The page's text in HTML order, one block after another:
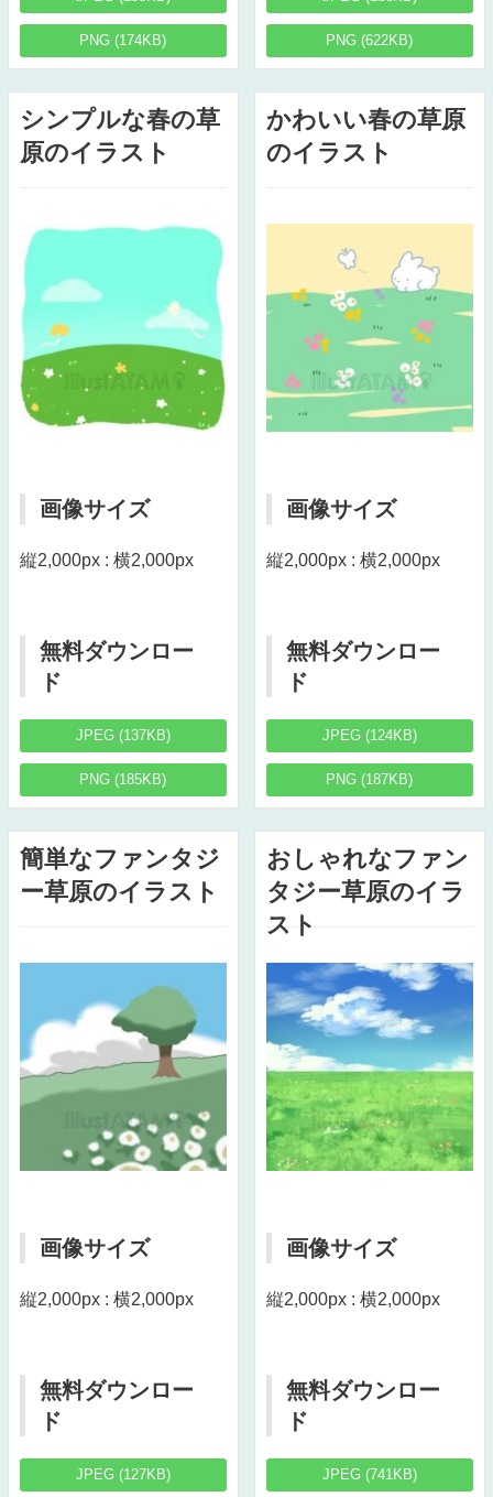
PNG (174KB) PNG (622KB)
シンプルな春の草
原のイラスト
画像サイズ
縦2,000px : 横2,000px
無料ダウンロー
ド
JPEG (137KB)
PNG (185KB)
かわいい春の草原
のイラスト
画像サイズ
縦2,000px : 横2,000px
無料ダウンロー
ド
JPEG (124KB)
PNG (187KB)
簡単なファンタジ
ー草原のイラスト
画像サイズ
縦2,000px : 横2,000px
無料ダウンロー
ド
JPEG (127KB)
おしゃれなファン
タジー草原のイラ
スト
画像サイズ
縦2,000px : 横2,000px
無料ダウンロー
ド
JPEG (741KB)